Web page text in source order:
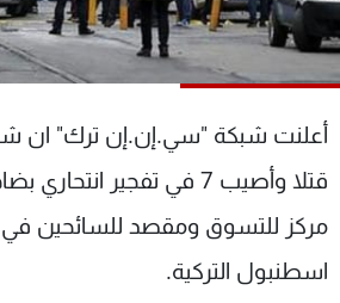
أعلنت شبكة "سي.إن.إن ترك" ان
قتلا وأصيب 7 في تفجير
مركز للتسوق ومقصد للسائحين
اسطنبول التركية.
شاهد البرامج
الترددات
عن MTV
لاعلاناتكم
وظائف
شروط